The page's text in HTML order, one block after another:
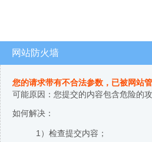
网站防火墙
您的请求带有不合法参数，已被网站
可能原因：您提交的内容包含危险的
如何解决：
1）检查提交内容；